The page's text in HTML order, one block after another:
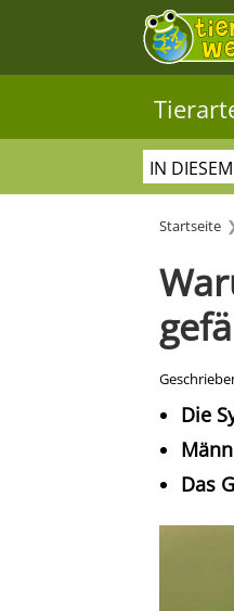
IN
Startseite
Die
Das